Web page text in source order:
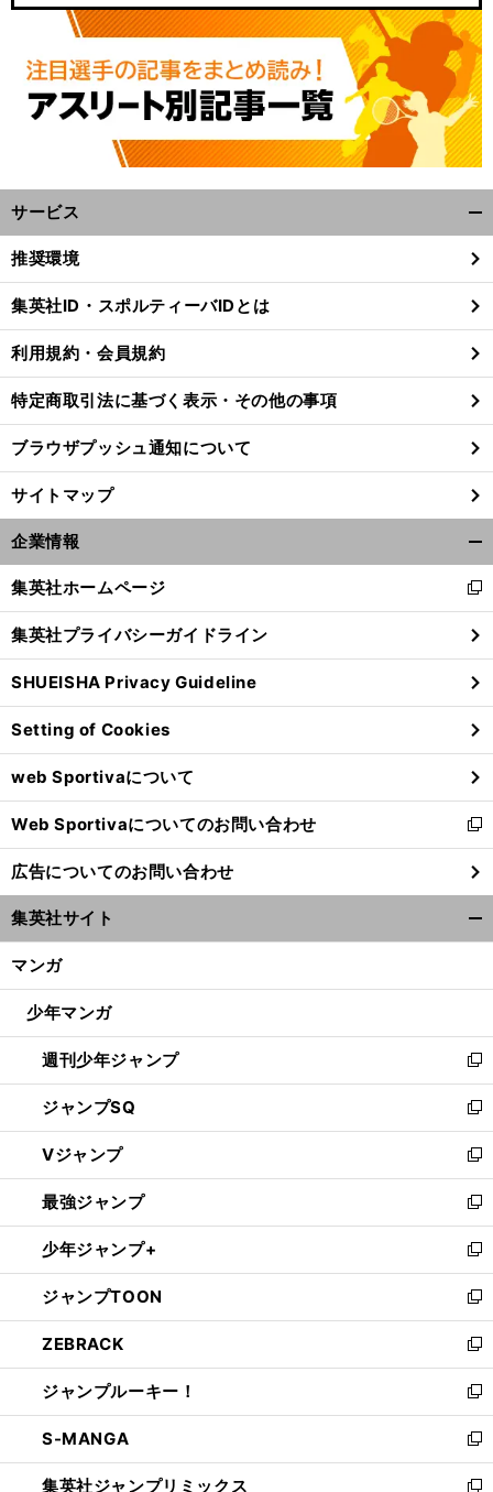
い
いデータは見られず
。
森保ジャパン
、
課題多き中国戦勝利
サービス
閉
る
推奨環境
集英社ID・スポルティーバIDとは
利用規約・会員規約
特定商取引法に基づく表示・その他の事項
ブラウザプッシュ通知について
サイトマップ
企業情報
閉
る
集英社ホームページ
新
し
い
ウ
ィ
ン
ド
ウ
で
開
く
集英社プライバシーガイドライン
SHUEISHA Privacy Guideline
Setting of Cookies
web Sportivaについて
Web Sportivaについてのお問い合わせ
新
し
い
ウ
ィ
ン
ウ
開
く
広告についてのお問い合わせ
集英社サイト
マンガ
少年マンガ
週刊少年ジャンプ
新
し
い
ウ
ィ
ン
ド
ウ
で
開
く
ジャンプSQ
新
し
い
ウ
ィ
ン
ド
ウ
で
開
く
Vジャンプ
新
し
い
ウ
ィ
ン
ド
ウ
で
開
く
最強ジャンプ
新
し
い
ウ
ィ
ン
ド
ウ
で
開
く
少年ジャンプ+
新
し
い
ウ
ィ
ン
ド
ウ
で
開
く
ジャンプTOON
新
し
い
ウ
ィ
ン
ド
ウ
で
ZEBRACK
新
し
い
ウ
ィ
ン
ド
ジャンプルーキー！
新
し
い
ウ
S-MANGA
新
し
集英社ジャンプリミックス